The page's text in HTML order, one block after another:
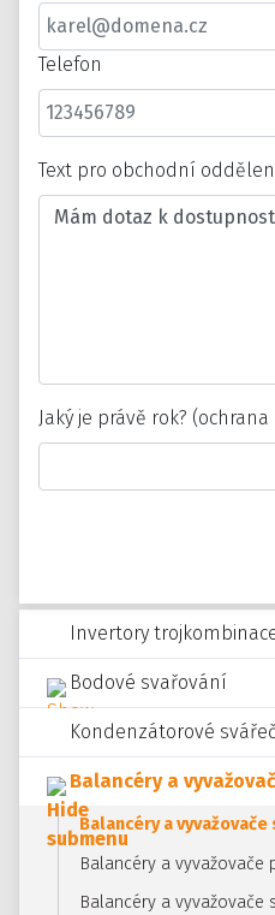
Invertory
Bodové svařování
Kondenzátorové
Balancéry a
Balancéry a
Balancéry a vyvažovače
Balancéry a vyvažovače
Telefon
Text pro obchodní
Jaký je právě rok?